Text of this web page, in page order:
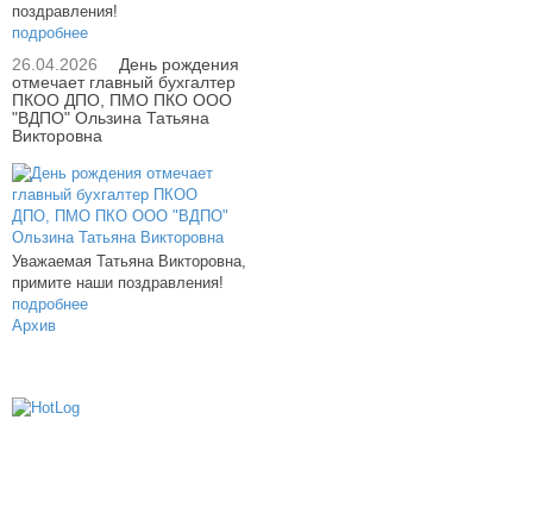
поздравления!
подробнее
26.04.2026
День рождения
отмечает главный бухгалтер
ПКОО ДПО, ПМО ПКО ООО
"ВДПО" Ользина Татьяна
Викторовна
Уважаемая Татьяна Викторовна,
примите наши поздравления!
подробнее
Архив